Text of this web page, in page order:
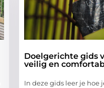
Doelgerichte gids
veilig en
In deze gids leer je hoe